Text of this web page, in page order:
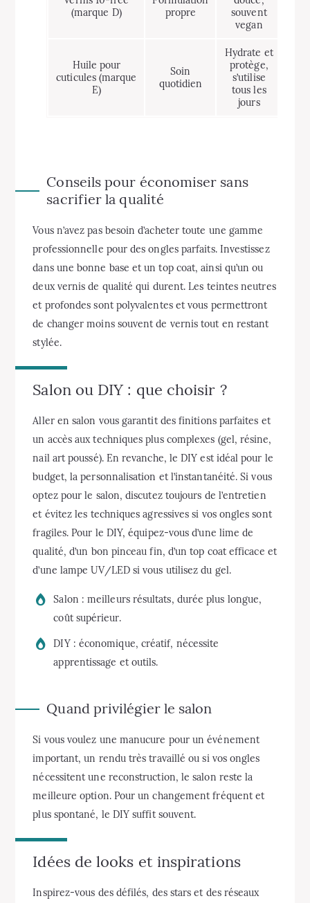
(marque D)
propre
souvent
vegan
Huile pour
cuticules (marque
E)
Soin
quotidien
Hydrate et
protège,
s’utilise
tous les
jours
Conseils pour économiser sans
sacrifier la qualité
Vous n’avez pas besoin d’acheter toute une gamme
professionnelle pour des ongles parfaits. Investissez
dans une bonne base et un top coat, ainsi qu’un ou
deux vernis de qualité qui durent. Les teintes neutres
et profondes sont polyvalentes et vous permettront
de changer moins souvent de vernis tout en restant
stylée.
Salon ou DIY : que choisir ?
Aller en salon vous garantit des finitions parfaites et
un accès aux techniques plus complexes (gel, résine,
nail art poussé). En revanche, le DIY est idéal pour le
budget, la personnalisation et l’instantanéité. Si vous
optez pour le salon, discutez toujours de l’entretien
et évitez les techniques agressives si vos ongles sont
fragiles. Pour le DIY, équipez-vous d’une lime de
qualité, d’un bon pinceau fin, d’un top coat efficace et
d’une lampe UV/LED si vous utilisez du gel.
Salon : meilleurs résultats, durée plus longue,
coût supérieur.
DIY : économique, créatif, nécessite
apprentissage et outils.
Quand privilégier le salon
Si vous voulez une manucure pour un événement
important, un rendu très travaillé ou si vos ongles
nécessitent une reconstruction, le salon reste la
meilleure option. Pour un changement fréquent et
plus spontané, le DIY suffit souvent.
Idées de looks et inspirations
Inspirez-vous des défilés, des stars et des réseaux